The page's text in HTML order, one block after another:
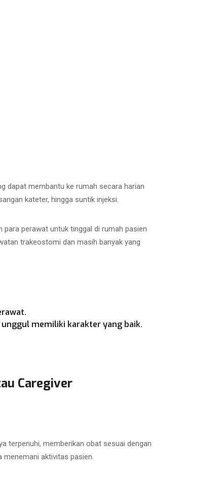
dapat membantu ke rumah secara harian
kateter, hingga suntik injeksi.
perawat untuk tinggal di rumah pasien
trakeostomi dan masih banyak yang
memiliki karakter yang baik.
Caregiver
terpenuhi, memberikan obat sesuai dengan
menemani aktivitas pasien.